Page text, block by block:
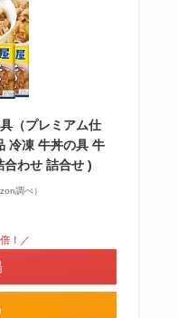
（プレミアム仕
冷凍 牛丼の具 牛
合わせ 詰合せ )
調べ）
！／